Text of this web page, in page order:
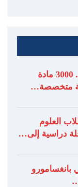
مسلمون حول العالم.. 3000 مادة
متخصصة…
العلوم
دراسية إلى…
بانغسامورو